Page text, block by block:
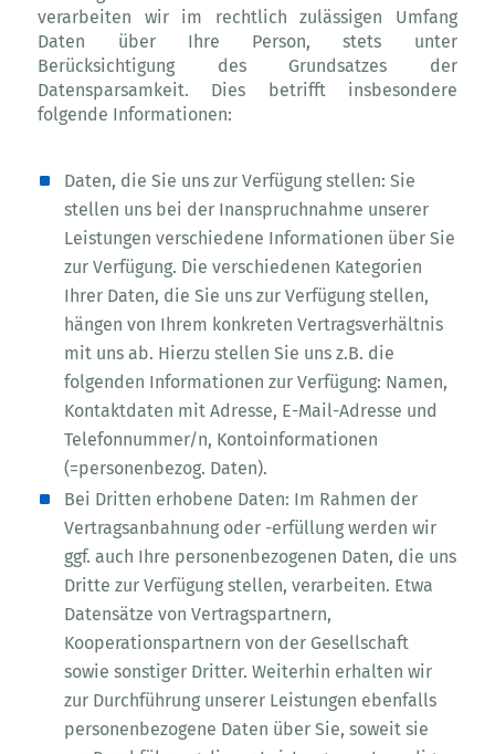
verarbeiten wir im rechtlich zulässigen Umfang
Daten über Ihre Person, stets unter
Berücksichtigung des Grundsatzes der
Datensparsamkeit. Dies betrifft insbesondere
folgende Informationen:
Daten, die Sie uns zur Verfügung stellen: Sie
stellen uns bei der Inanspruchnahme unserer
Leistungen verschiedene Informationen über Sie
zur Verfügung. Die verschiedenen Kategorien
Ihrer Daten, die Sie uns zur Verfügung stellen,
hängen von Ihrem konkreten Vertragsverhältnis
mit uns ab. Hierzu stellen Sie uns z.B. die
folgenden Informationen zur Verfügung: Namen,
Kontaktdaten mit Adresse, E-Mail-Adresse und
Telefonnummer/n, Kontoinformationen
(=personenbezog. Daten).
Bei Dritten erhobene Daten: Im Rahmen der
Vertragsanbahnung oder -erfüllung werden wir
ggf. auch Ihre personenbezogenen Daten, die uns
Dritte zur Verfügung stellen, verarbeiten. Etwa
Datensätze von Vertragspartnern,
Kooperationspartnern von der Gesellschaft
sowie sonstiger Dritter. Weiterhin erhalten wir
zur Durchführung unserer Leistungen ebenfalls
personenbezogene Daten über Sie, soweit sie